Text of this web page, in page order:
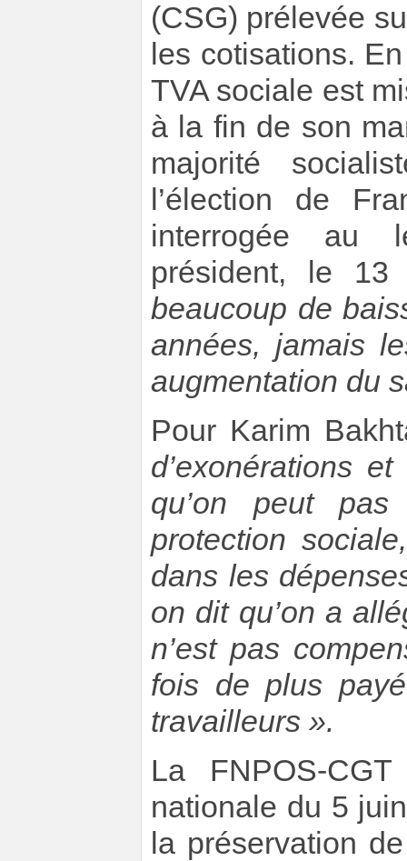
(CSG) prélevée
les cotisations.
TVA sociale est
à la fin de son
majorité
l’élection de
interrogée au
président, le
beaucoup de
années, jamais
augmentation du
Pour Karim
d’exonérations
qu’on peut
protection
dans les
on dit qu’on a
n’est pas
fois de plus
travailleurs ».
La FNPOS-
nationale du 5
la préservation